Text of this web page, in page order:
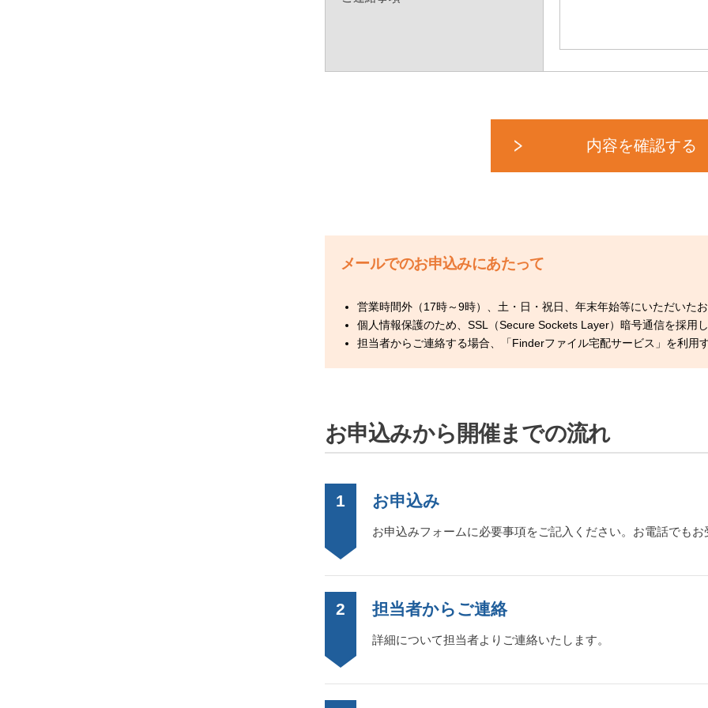
メールでのお申込みにあたって
営業時間外（17時～9時）、土・日・祝日、年末年始等にいただいた
個人情報保護のため、SSL（Secure Sockets Layer）暗号通信を採用し
担当者からご連絡する場合、「Finderファイル宅配サービス」を利用
お申込みから開催までの流れ
1 お申込み
お申込みフォームに必要事項をご記入ください。お電話でもお
2 担当者からご連絡
詳細について担当者よりご連絡いたします。